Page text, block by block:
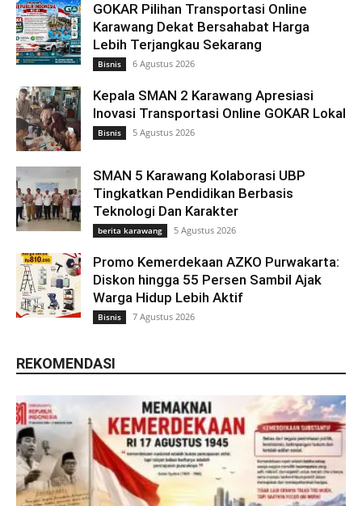
GOKAR Pilihan Transportasi Online
Karawang Dekat Bersahabat Harga
Lebih Terjangkau Sekarang
Bisnis 6 Agustus 2026
Kepala SMAN 2 Karawang Apresiasi
Inovasi Transportasi Online GOKAR Lokal
Bisnis 5 Agustus 2026
SMAN 5 Karawang Kolaborasi UBP
Tingkatkan Pendidikan Berbasis
Teknologi Dan Karakter
berita karawang 5 Agustus 2026
Promo Kemerdekaan AZKO Purwakarta:
Diskon hingga 55 Persen Sambil Ajak
Warga Hidup Lebih Aktif
Bisnis 7 Agustus 2026
REKOMENDASI